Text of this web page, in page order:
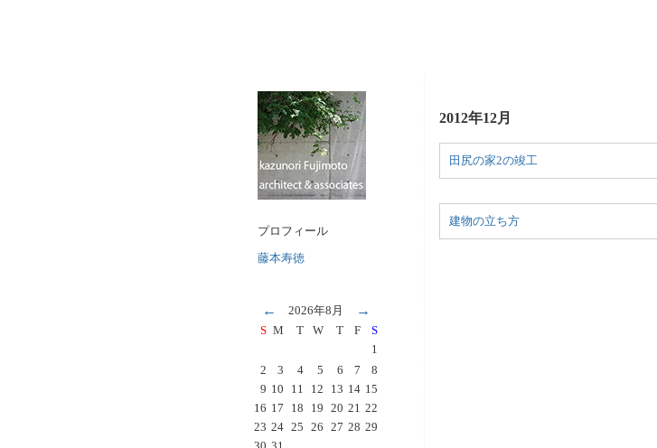
プロフィール
藤本寿徳
← 2026年8月 →
S M T W T F
S
1
2
3 4 5 6 7
8
9 10 11 12 13 14 15
16 17 18 19 20 21 22
23 24 25 26 27 28 29
2012年12月
田尻の家2の竣工
建物の立ち方